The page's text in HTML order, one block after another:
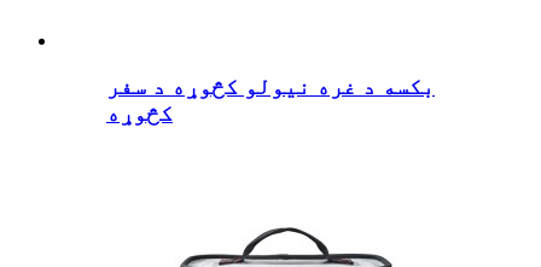
بکسه د غره نیولو کڅوړه د سفر
کڅوړه